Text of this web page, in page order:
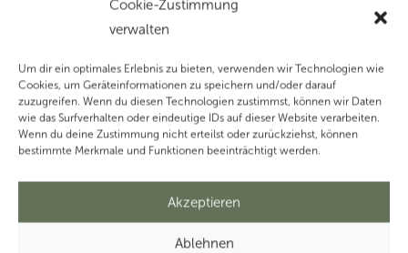
Cookie-Zustimmung
verwalten
Um dir ein optimales Erlebnis zu bieten, verwenden wir Technologien wie
Cookies, um Geräteinformationen zu speichern und/oder darauf
zuzugreifen. Wenn du diesen Technologien zustimmst, können wir Daten
wie das Surfverhalten oder eindeutige IDs auf dieser Website verarbeiten.
Wenn du deine Zustimmung nicht erteilst oder zurückziehst, können
bestimmte Merkmale und Funktionen beeinträchtigt werden.
Akzeptieren
Ablehnen